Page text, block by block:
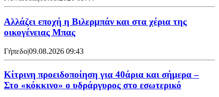
Aλλάζει εποχή η Βιλερμπάν και στα χέρια της
οικογένειας Μπας
Γήπεδο|09.08.2026 09:43
Κίτρινη προειδοποίηση για 40άρια και σήμερα –
Στο «κόκκινο» ο υδράργυρος στο εσωτερικό